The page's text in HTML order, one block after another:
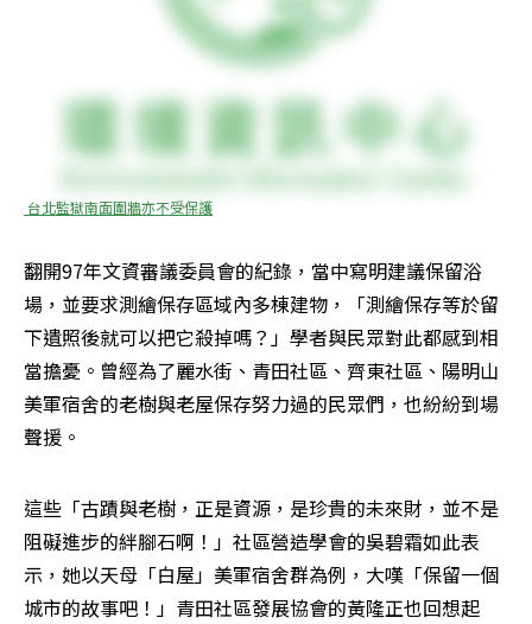
台北監獄南面圍牆亦不受保護
翻開97年文資審議委員會的紀錄，當中寫明建議保留浴
場，並要求測繪保存區域內多棟建物，「測繪保存等於留
下遺照後就可以把它殺掉嗎？」學者與民眾對此都感到相
當擔憂。曾經為了麗水街、青田社區、齊東社區、陽明山
美軍宿舍的老樹與老屋保存努力過的民眾們，也紛紛到場
聲援。
這些「古蹟與老樹，正是資源，是珍貴的未來財，並不是
阻礙進步的絆腳石啊！」社區營造學會的吳碧霜如此表
示，她以天母「白屋」美軍宿舍群為例，大嘆「保留一個
城市的故事吧！」青田社區發展協會的黃隆正也回想起